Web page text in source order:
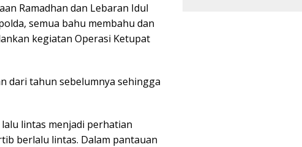
Ramadhan dan Lebaran Idul
semua bahu membahu dan
kegiatan Operasi Ketupat
dari tahun sebelumnya sehingga
lintas menjadi perhatian
berlalu lintas. Dalam pantauan